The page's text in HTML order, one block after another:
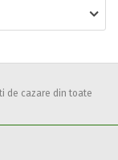
de cazare din toate